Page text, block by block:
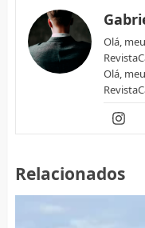
Olá,
Olá,
Relacionados